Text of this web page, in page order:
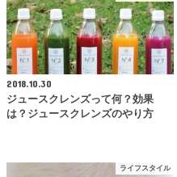
2018.10.30
ジュースクレンズって何？効果
は？ジュースクレンズのやり方
ライフスタイル